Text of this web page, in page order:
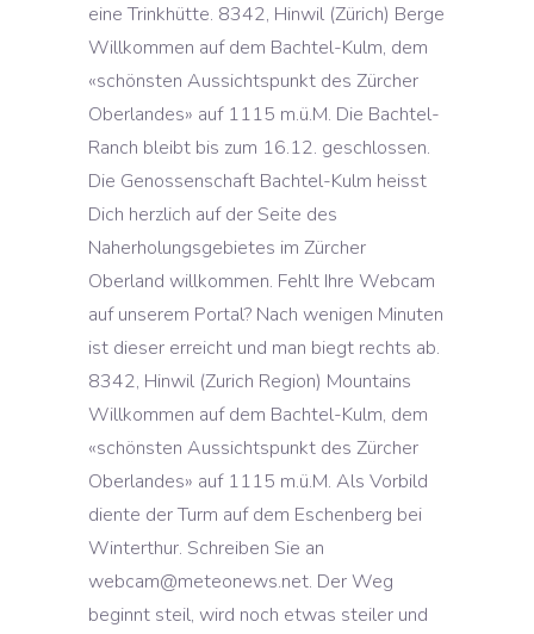
eine Trinkhütte. 8342, Hinwil (Zürich) Berge
Willkommen auf dem Bachtel-Kulm, dem
«schönsten Aussichtspunkt des Zürcher
Oberlandes» auf 1115 m.ü.M. Die Bachtel-
Ranch bleibt bis zum 16.12. geschlossen.
Die Genossenschaft Bachtel-Kulm heisst
Dich herzlich auf der Seite des
Naherholungsgebietes im Zürcher
Oberland willkommen. Fehlt Ihre Webcam
auf unserem Portal? Nach wenigen Minuten
ist dieser erreicht und man biegt rechts ab.
8342, Hinwil (Zurich Region) Mountains
Willkommen auf dem Bachtel-Kulm, dem
«schönsten Aussichtspunkt des Zürcher
Oberlandes» auf 1115 m.ü.M. Als Vorbild
diente der Turm auf dem Eschenberg bei
Winterthur. Schreiben Sie an
webcam@meteonews.net. Der Weg
beginnt steil, wird noch etwas steiler und